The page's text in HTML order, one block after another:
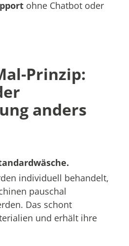
ohne Chatbot oder
Prinzip:
anders
individuell behandelt,
pauschal
Das schont
und erhält ihre